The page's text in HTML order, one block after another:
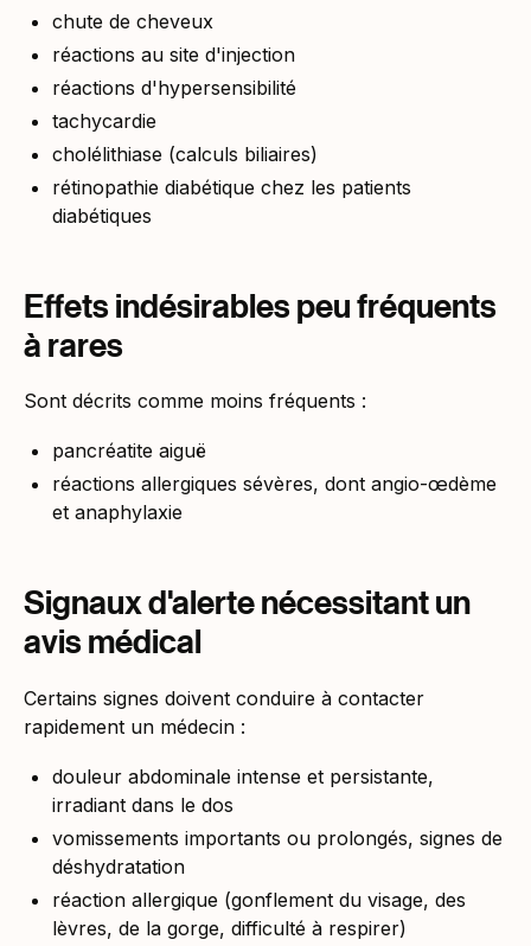
chute de cheveux
réactions au site d'injection
réactions d'hypersensibilité
tachycardie
cholélithiase (calculs biliaires)
rétinopathie diabétique chez les patients
diabétiques
Effets indésirables peu fréquents
à rares
Sont décrits comme moins fréquents :
pancréatite aiguë
réactions allergiques sévères, dont angio-œdème
et anaphylaxie
Signaux d'alerte nécessitant un
avis médical
Certains signes doivent conduire à contacter
rapidement un médecin :
douleur abdominale intense et persistante,
irradiant dans le dos
vomissements importants ou prolongés, signes de
déshydratation
réaction allergique (gonflement du visage, des
lèvres, de la gorge, difficulté à respirer)